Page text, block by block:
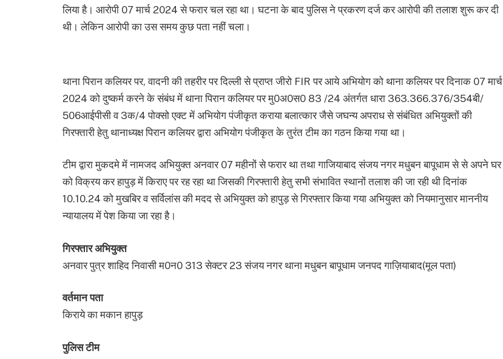
लिया है। आरोपी 07 मार्च 2024 से फरार चल रहा था। घटना के बाद पुलिस ने प्रकरण दर्ज कर आरोपी की तलाश शुरू कर दी
थी। लेकिन आरोपी का उस समय कुछ पता नहीं चला।
थाना पिरान कलियर पर, वादनी की तहरीर पर दिल्ली से प्राप्त जीरो FIR पर आये अभियोग को थाना कलियर पर दिनाक 07 मार्च
2024 को दुष्कर्म करने के संबंध में थाना पिरान कलियर पर मु0अ0स0 83 /24 अंतर्गत धारा 363.366.376/354बी/
506आईपीसी व 3क/4 पोक्सो एक्ट में अभियोग पंजीकृत कराया बलात्कार जैसे जघन्य अपराध से संबंधित अभियुक्तों की
गिरफ्तारी हेतु थानाध्यक्ष पिरान कलियर द्वारा अभियोग पंजीकृत के तुरंत टीम का गठन किया गया था।
टीम द्वारा मुकदमे में नामजद अभियुक्त अनवार 07 महीनों से फरार था तथा गाजियाबाद संजय नगर मधुबन बापूधाम से से अपने घर
को विक्रय कर हापुड़ में किराए पर रह रहा था जिसकी गिरफ्तारी हेतु सभी संभावित स्थानों तलाश की जा रही थी दिनांक
10.10.24 को मुखबिर व सर्विलांस की मदद से अभियुक्त को हापुड़ से गिरफ्तार किया गया अभियुक्त को नियमानुसार माननीय
न्यायालय में पेश किया जा रहा है।
गिरफ्तार अभियुक्त
अनवार पुत्र शाहिद निवासी म0न0 313 सेक्टर 23 संजय नगर थाना मधुबन बापूधाम जनपद गाज़ियाबाद(मूल पता)
वर्तमान पता
किराये का मकान हापुड़
पुलिस टीम